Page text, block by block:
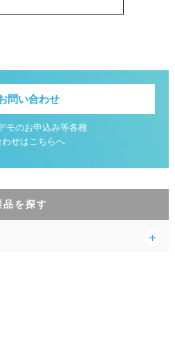
問い合わせ
モのお申込み等各種
せはこちらへ
品を探す